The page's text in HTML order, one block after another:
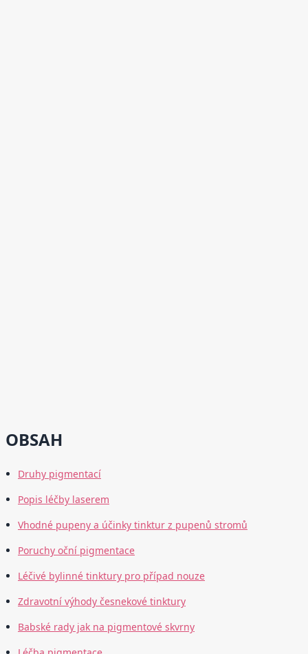
OBSAH
Druhy pigmentací
Popis léčby laserem
Vhodné pupeny a účinky tinktur z pupenů stromů
Poruchy oční pigmentace
Léčivé bylinné tinktury pro případ nouze
Zdravotní výhody česnekové tinktury
Babské rady jak na pigmentové skvrny